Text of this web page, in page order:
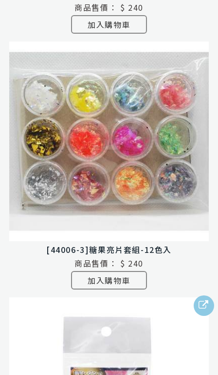
商品售價：
$ 240
加入購物車
[44006-3]糖果亮片套組-12色入
商品售價：
$ 240
加入購物車